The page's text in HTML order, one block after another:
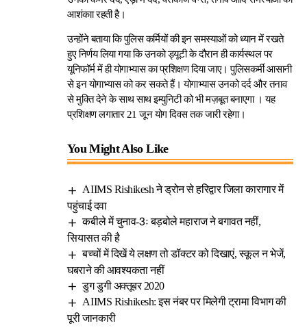
आशंकाा रहती है।
उन्होंने बताया कि पुलिस कर्मियों की इन समस्याओं को ध्यान में रखते
हुए निर्णय लिया गया कि उनको ड्यूटी के दौरान ही कार्यस्थल पर
यूनिफॉर्म में ही योगाभ्यास का प्रशिक्षण दिया जाए। पुलिसकर्मी आसानी
से इन योगाभ्यास को कर सकते हैं। योगाभ्यास उनको दर्द और तनाव
से मुक्ति देने के साथ साथ इम्युनिटी को भी मज़बूत बनाएगा । यह
प्रशिक्षण लगातार 21 जून योग दिवस तक जारी रहेगा।
You Might Also Like
AIIMS Rishikesh ने ड्रोन से हरिद्वार जिला कारागार में
पहुंचाई दवा
कबीले में चुनाव-3ः बड़बोले महाराज ने बगावत नहीं,
सियासत की है
बच्चों में दिखें ये लक्षण तो डॉक्टर को दिखाएं, स्कूल न भेजें,
घबराने की आवश्यकता नहीं
डुग डुगी अक्तूबर 2020
AIIMS Rishikesh: इस नंबर पर मिलेगी ट्रामा विभाग की
पूरी जानकारी